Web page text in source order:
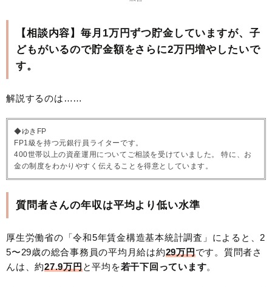
【相談内容】毎月1万円ずつ貯金していますが、子
どもがいるので貯金額をさらに2万円増やしたいで
す。
解説するのは……
◆ゆきFP
FP1級を持つ元銀行員ライターです。
400世帯以上の資産運用についてご相談を受けていました。 特に、お
金の制度をわかりやすく伝えることを得意としています。
質問者さんの年収は平均より低い水準
厚生労働省の「令和5年賃金構造基本統計調査」によると、2
5〜29歳の総合事務員の平均月給は約29万円です。質問者さ
んは、約27.9万円と平均を若干下回っています。